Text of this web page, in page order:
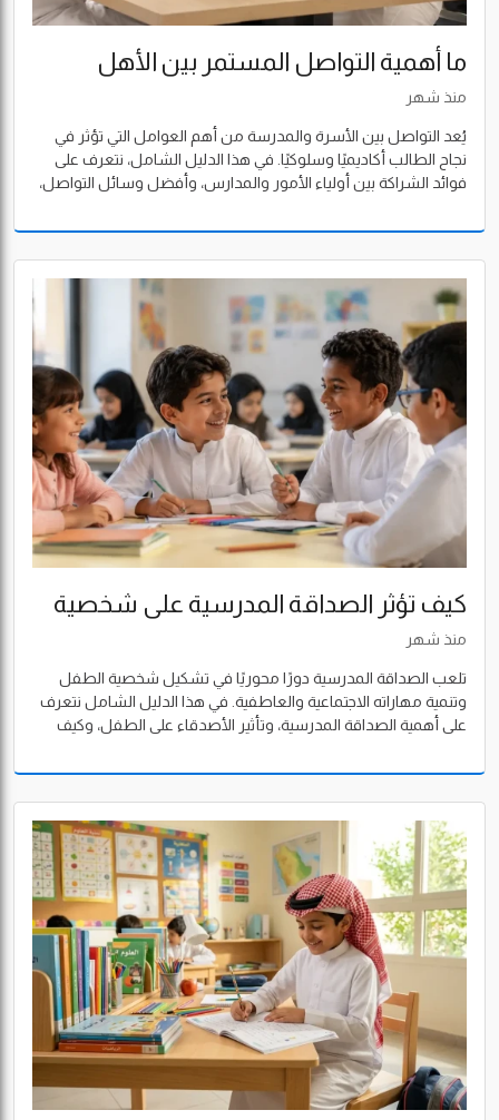
ما أهمية التواصل المستمر بين الأهل
والمدرسة؟
منذ شهر
يُعد التواصل بين الأسرة والمدرسة من أهم العوامل التي تؤثر في
نجاح الطالب أكاديميًا وسلوكيًا. في هذا الدليل الشامل، نتعرف على
فوائد الشراكة بين أولياء الأمور والمدارس، وأفضل وسائل التواصل،
مدارس الرياض وجميع مناطق السعودية.
كيف تؤثر الصداقة المدرسية على شخصية
الطفل؟
منذ شهر
تلعب الصداقة المدرسية دورًا محوريًا في تشكيل شخصية الطفل
وتنمية مهاراته الاجتماعية والعاطفية. في هذا الدليل الشامل نتعرف
على أهمية الصداقة المدرسية، وتأثير الأصدقاء على الطفل، وكيف
متوازنة وقادرة على النجاح.